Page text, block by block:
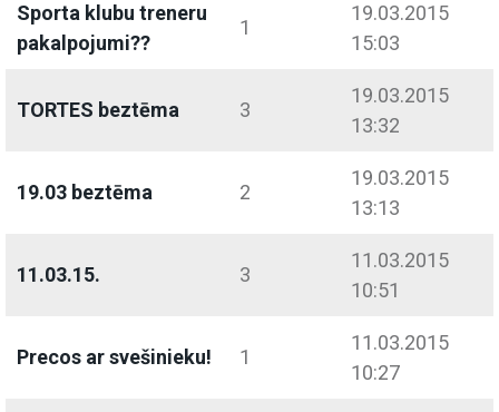
Sporta klubu treneru
pakalpojumi??
1
19.03.2015
15:03
TORTES beztēma 3
19.03.2015
13:32
19.03 beztēma 2
19.03.2015
13:13
11.03.15. 3
11.03.2015
10:51
Precos ar svešinieku! 1
11.03.2015
10:27